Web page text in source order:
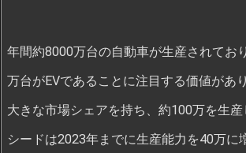
年間約8000万台の自動車が生産されてお
万台がEVであることに注目する価値があ
大きな市場シェアを持ち、約100万を生
シードは2023年までに生産能力を40万に